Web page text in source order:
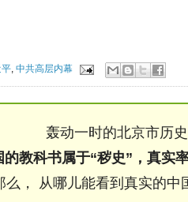
平 ,中共高层内幕
轰动一时的北京市历
的教科书属于“秽史”，真实
么， 从哪儿能看到真实的中